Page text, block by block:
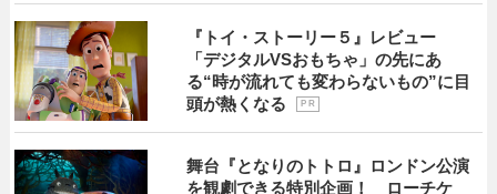
『トイ・ストーリー５』レビュー
「デジタルVSおもちゃ」の先にあ
る“時が流れても変わらないもの”に目
頭が熱くなる
P R
舞台『となりのトトロ』ロンドン公演
を観劇できる特別企画！ ローチケ